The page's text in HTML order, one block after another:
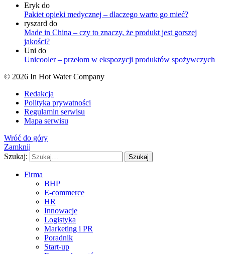
Eryk do
Pakiet opieki medycznej – dlaczego warto go mieć?
ryszard do
Made in China – czy to znaczy, że produkt jest gorszej
jakości?
Uni do
Unicooler – przełom w ekspozycji produktów spożywczych
© 2026 In Hot Water Company
Redakcja
Polityka prywatności
Regulamin serwisu
Mapa serwisu
Wróć do góry
Zamknij
Szukaj:
Szukaj
Firma
BHP
E-commerce
HR
Innowacje
Logistyka
Marketing i PR
Poradnik
Start-up